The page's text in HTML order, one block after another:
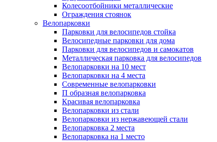
Колесоотбойники металлические
Ограждения стоянок
Велопарковки
Парковки для велосипедов стойка
Велосипедные парковки для дома
Парковки для велосипедов и самокатов
Металлическая парковка для велосипедов
Велопарковки на 10 мест
Велопарковки на 4 места
Современные велопарковки
П образная велопарковка
Красивая велопарковка
Велопарковки из стали
Велопарковки из нержавеющей стали
Велопарковка 2 места
Велопарковка на 1 место